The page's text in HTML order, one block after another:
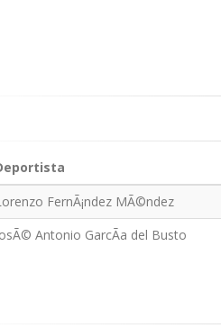
FernÃ¡ndez MÃ©ndez
Antonio GarcÃ­a del Busto